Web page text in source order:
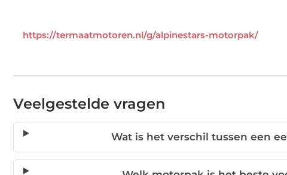
https://termaatmotoren.nl/g/alpinestars-motorpak/
Veelgestelde vragen
Wat is het verschil tussen een